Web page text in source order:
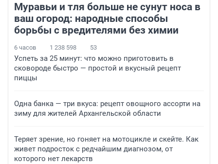
Муравьи и тля больше не сунут носа в
ваш огород: народные способы
борьбы с вредителями без химии
6 часов 1 238 598 53
Успеть за 25 минут: что можно приготовить в
сковороде быстро — простой и вкусный рецепт
пиццы
Одна банка — три вкуса: рецепт овощного ассорти на
зиму для жителей Архангельской области
Теряет зрение, но гоняет на мотоцикле и скейте. Как
живет подросток с редчайшим диагнозом, от
которого нет лекарств